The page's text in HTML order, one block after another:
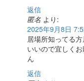
返信
匿名 より:
2025年9月8日
居場所知ってる
いいので宜しく
ん
返信